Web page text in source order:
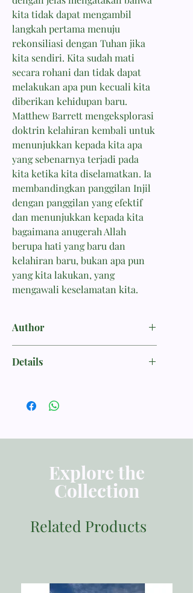
kita tidak dapat mengambil
langkah pertama menuju
rekonsiliasi dengan Tuhan jika
kita sendiri. Kita sudah mati
secara rohani dan tidak dapat
melakukan apa pun kecuali kita
diberikan kehidupan baru.
Matthew Barrett mengeksplorasi
doktrin kelahiran kembali untuk
menunjukkan kepada kita apa
yang sebenarnya terjadi pada
kita ketika kita diselamatkan. Ia
membandingkan panggilan Injil
dengan panggilan yang efektif
dan menunjukkan kepada kita
bagaimana anugerah Allah
berupa hati yang baru dan
kelahiran baru, bukan apa pun
yang kita lakukan, yang
mengawali keselamatan kita.
Author
Details
ISBN 9786021603734
Penerbit Momentum
Dimensi 21.00x14.00
Explore the
Collection
Related Products